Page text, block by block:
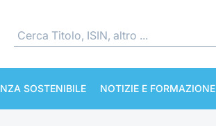
SOSTENIBILE NOTIZIE E FORMAZIONE